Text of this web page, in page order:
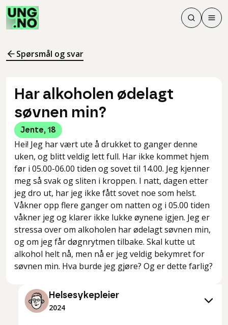
Søk
Søk
Meny
Spørsmål og svar
Har alkoholen ødelagt
søvnen min?
Jente, 18
Hei! Jeg har vært ute å drukket to ganger denne
uken, og blitt veldig lett full. Har ikke kommet hjem
før i 05.00-06.00 tiden og sovet til 14.00. Jeg kjenner
meg så svak og sliten i kroppen. I natt, dagen etter
jeg dro ut, har jeg ikke fått sovet noe som helst.
Våkner opp flere ganger om natten og i 05.00 tiden
våkner jeg og klarer ikke lukke øynene igjen. Jeg er
stressa over om alkoholen har ødelagt søvnen min,
og om jeg får døgnrytmen tilbake. Skal kutte ut
alkohol helt nå, men nå er jeg veldig bekymret for
søvnen min. Hva burde jeg gjøre? Og er dette farlig?
Helsesykepleier
2024